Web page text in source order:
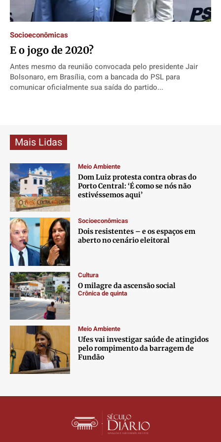
Direitos
Economia
Cultura
Colunas
Caetano Roque
Gustavo Bastos
Publicidade Legal
Quem Somos
Expediente
Contato
Anuncie
Termos de Uso
Privacidade
Direitos
Economia
Cultura
Colunas
Caetano Roque
Gustavo Bastos
Publicidade Legal
Quem Somos
Expediente
Contato
Anuncie
Termos de Uso
Privacidade
Direitos
Economia
Cultura
Colunas
Caetano Roque
Gustavo Bastos
Publicidade Legal
Quem Somos
Expediente
Contato
Anuncie
Termos de Uso
Privacidade
Direitos
Economia
Cultura
Colunas
Caetano Roque
Gustavo Bastos
Publicidade Legal
Quem Somos
Expediente
Contato
Anuncie
Termos de Uso
Privacidade
Socioeconômicas
E o jogo de 2020?
Antes mesmo da reunião convocada pelo presidente Jair
Bolsonaro, em Brasília, com a bancada do PSL para
comunicar oficialmente sua saída do partido...
Mais Lidas
Meio Ambiente
Dom Luiz protesta contra obras do
Porto Central: ‘É como se nós não
estivéssemos aqui’
Socioeconômicas
Dois resistentes – e os espaços em
aberto no cenário eleitoral
Cultura
O milagre da ascensão social
Crônica de quinta
Meio Ambiente
Ufes vai investigar saúde de atingidos
pelo rompimento da barragem de
Fundão